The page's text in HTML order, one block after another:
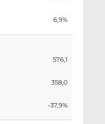
6,9%
576,1
358,0
-37,9%